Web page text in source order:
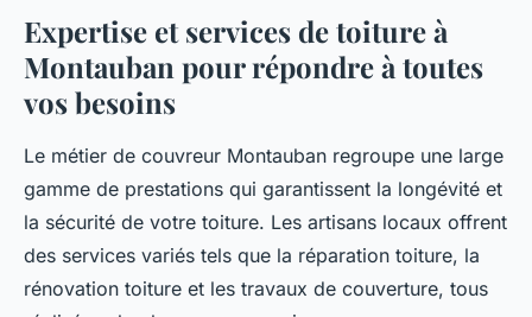
Expertise et services de toiture à
Montauban pour répondre à toutes
vos besoins
Le métier de couvreur Montauban regroupe une large
gamme de prestations qui garantissent la longévité et
la sécurité de votre toiture. Les artisans locaux offrent
des services variés tels que la réparation toiture, la
rénovation toiture et les travaux de couverture, tous